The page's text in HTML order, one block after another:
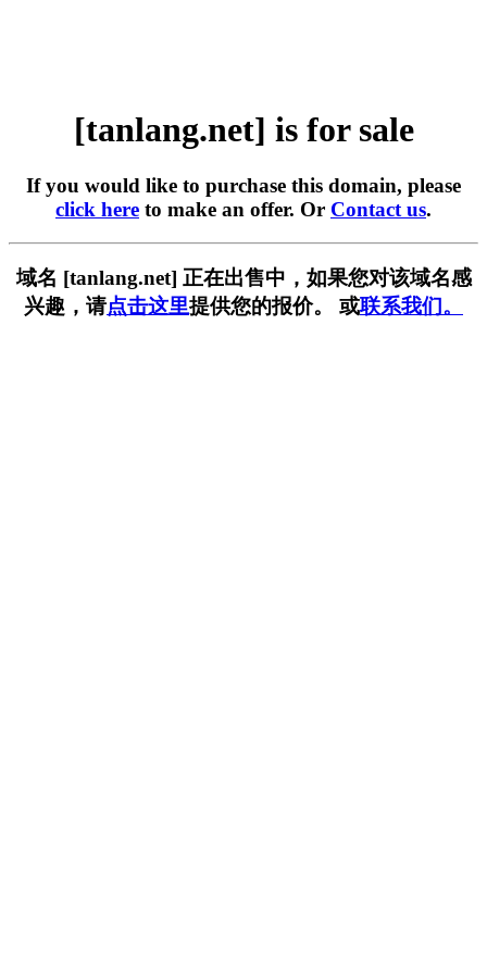
[tanlang.net] is for sale
If you would like to purchase this domain, please
click here to make an offer. Or Contact us.
域名 [tanlang.net] 正在出售中，如果您对该域名感
兴趣，请点击这里提供您的报价。 或联系我们。